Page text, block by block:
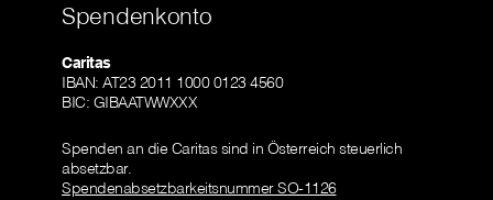
Spendenkonto
Caritas
IBAN: AT23 2011 1000 0123 4560
BIC: GIBAATWWXXX
Spenden an die Caritas sind in Österreich steuerlich
absetzbar.
Spendenabsetzbarkeitsnummer SO-1126